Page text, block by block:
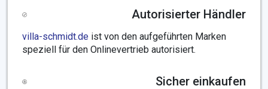
Autorisierter Händler
villa-schmidt.de ist von den aufgeführten Marken
speziell für den Onlinevertrieb autorisiert.
Sicher einkaufen